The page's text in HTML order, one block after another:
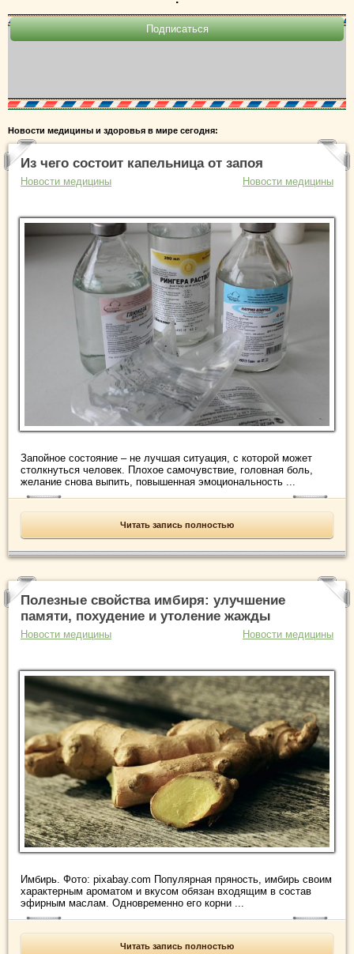
Новости медицины и здоровья в мире сегодня:
Из чего состоит капельница от запоя
Новости медицины Новости медицины
Запойное состояние – не лучшая ситуация, с которой может
столкнуться человек. Плохое самочувствие, головная боль,
желание снова выпить, повышенная эмоциональность ...
Читать запись полностью
Полезные свойства имбиря: улучшение
памяти, похудение и утоление жажды
Новости медицины Новости медицины
Имбирь. Фото: pixabay.com Популярная пряность, имбирь своим
характерным ароматом и вкусом обязан входящим в состав
эфирным маслам. Одновременно его корни ...
Читать запись полностью